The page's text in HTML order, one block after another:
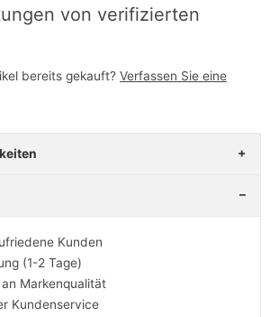
von verifizierten
bereits gekauft? Verfassen Sie eine
Kunden
(1-2 Tage)
Markenqualität
Kundenservice